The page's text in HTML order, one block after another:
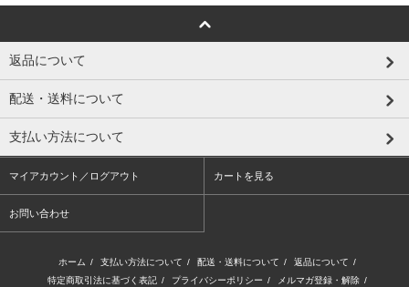
返品について
配送・送料について
支払い方法について
マイアカウント／ログアウト カートを見る
お問い合わせ
ホーム / 支払い方法について / 配送・送料について / 返品について /
特定商取引法に基づく表記 / プライバシーポリシー / メルマガ登録・解除 /